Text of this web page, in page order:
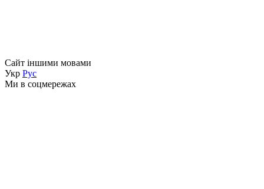
Сайт іншими мовами
Укр Рус
Ми в соцмережах